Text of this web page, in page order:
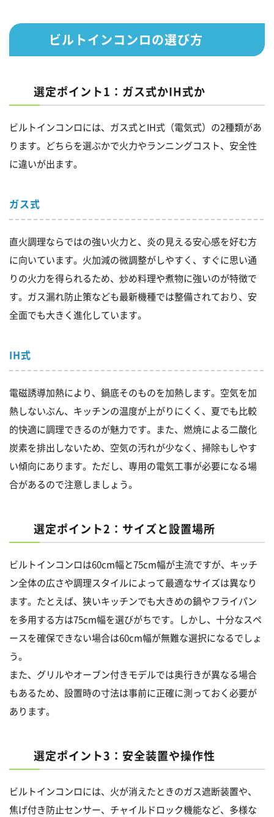
ビルトインコンロの選び方
選定ポイント1：ガス式かIH式か
ビルトインコンロには、ガス式とIH式（電気式）の2種類があ
ります。どちらを選ぶかで火力やランニングコスト、安全性
に違いが出ます。
ガス式
直火調理ならではの強い火力と、炎の見える安心感を好む方
に向いています。火加減の微調整がしやすく、すぐに思い通
りの火力を得られるため、炒め料理や煮物に強いのが特徴で
す。ガス漏れ防止策なども最新機種では整備されており、安
全面でも大きく進化しています。
IH式
電磁誘導加熱により、鍋底そのものを加熱します。空気を加
熱しないぶん、キッチンの温度が上がりにくく、夏でも比較
的快適に調理できるのが魅力です。また、燃焼による二酸化
炭素を排出しないため、空気の汚れが少なく、掃除もしやす
い傾向にあります。ただし、専用の電気工事が必要になる場
合があるので注意しましょう。
選定ポイント2：サイズと設置場所
ビルトインコンロは60cm幅と75cm幅が主流ですが、キッチ
ン全体の広さや調理スタイルによって最適なサイズは異なり
ます。たとえば、狭いキッチンでも大きめの鍋やフライパン
を多用する方は75cm幅を選びがちです。しかし、十分なスペ
ースを確保できない場合は60cm幅が無難な選択になるでしょ
う。
また、グリルやオーブン付きモデルでは奥行きが異なる場合
もあるため、設置時の寸法は事前に正確に測っておく必要が
あります。
選定ポイント3：安全装置や操作性
ビルトインコンロには、火が消えたときのガス遮断装置や、
焦げ付き防止センサー、チャイルドロック機能など、多様な